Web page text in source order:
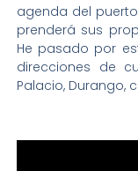
agenda del puerto
prenderá sus
He pasado por
direcciones de
Palacio, Durango,